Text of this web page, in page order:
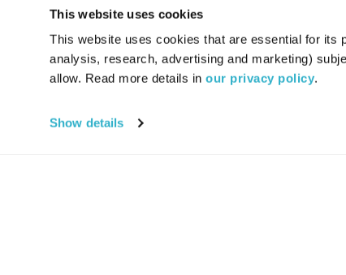
This website uses cookies
This website uses cookies that are essential for its
analysis, research, advertising and marketing)
allow. Read more details in our privacy policy.
Show details